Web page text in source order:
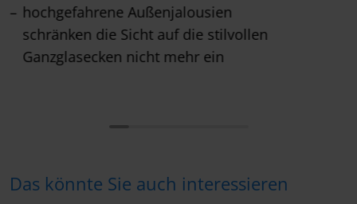
hochgefahrene Außenjalousien
schränken die Sicht auf die stilvollen
Ganzglasecken nicht mehr ein
Das könnte Sie auch interessieren